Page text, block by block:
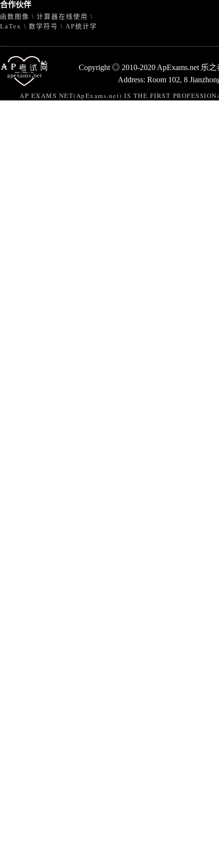
合作伙伴
函数图像 \ 计算器在线使用 \
LaTex \ 数学符号 \ AP统计学
Copyright ◎ 2010-2020 ApExams.net 乐
Address: Room 102, 8
AP EXAMS NET(ApExams.net) IS THE FIRST